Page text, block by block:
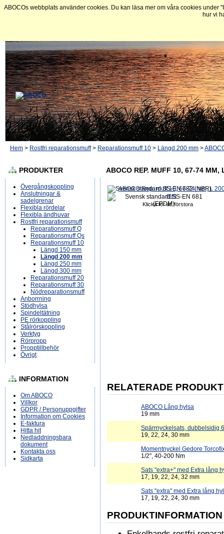
ABOCOs webbplats använder cookies. Du kan läsa mer om våra cookies
hur vi
Hem > Rostfri reparationsmuff> Reparationsmuff 10 > Längd 200 mm >
PRODUKTER
Övergångskoppling
Anslutningar &
sadelgrenar
Flexibla rördelar
Flexibla ändhuvar
Rostfri reparationsmuff
Reparationsmuff Q
Reparationsmuff Qs
Reparationsmuff 10
Längd 150 mm
Längd 200 mm
Längd 250 mm
Längd 300 mm
Reparationsmuff 20
Reparationsmuff 30
Nödreparationsmuff
Anborrning
Stödhylsa
Spindeltätning
PE rörkoppling
Stålrörskoppling
Verktyg
Rörpropp
Propptillbehör
Övrigt
INFORMATION
Om ABOCO
Villkor
GDPR / Personuppgifter
Information om Cookies
E-faktura
Hitta hit
Nedladdningsbara
dokument
Kontakta oss
Sidkarta
ABOCO REP. MUFF 10, 67-74 MM,
Klicka för att förstora
RELATERADE
ABOCO Lång hylsa
19 mm
Spärrnyckelsats, dubbelsidig
19, 22, 24, 30 mm
Momentnyckel Gedore
1/2", 40-200 Nm
Sats "extra+" med Extra lång
17, 19, 22, 24, 32 mm
Sats "extra" med Extra lång
17, 19, 22, 24, 30 mm
PRODUKTINFORMATION